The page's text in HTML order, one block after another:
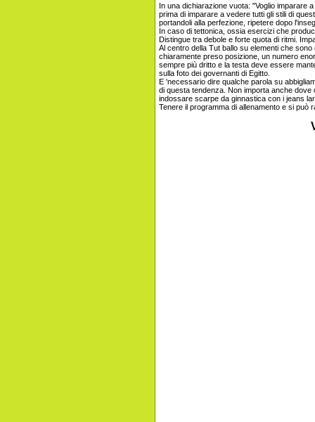
In una dichiarazione vuota: "Voglio imparare
prima di imparare a vedere tutti gli stili di
portandoli alla perfezione, ripetere dopo
In caso di tettonica, ossia esercizi che
Distingue tra debole e forte quota di ritmi.
Al centro della Tut ballo su elementi che
chiaramente preso posizione, un numero
sempre più dritto e la testa deve essere
sulla foto dei governanti di Egitto.
E 'necessario dire qualche parola su
di questa tendenza. Non importa anche
indossare scarpe da ginnastica con i jeans
Tenere il programma di allenamento e si può